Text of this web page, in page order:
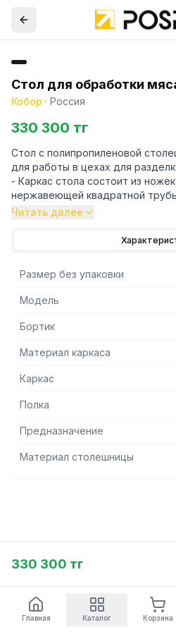
Стол для обработки
Кобор · Россия
330 300 тг
Стол с полипропиленовой
для работы в цехах для
- Каркас стола состоит из
нержавеющей квадратной
- Рекомендуемая нагрузка на
Читать далее
Размер без упаковки
Модель
Бортик
Материал каркаса
Каркас
Полка
Предназначение
Материал столешницы
330 300 тг
Главная Каталог Корзина